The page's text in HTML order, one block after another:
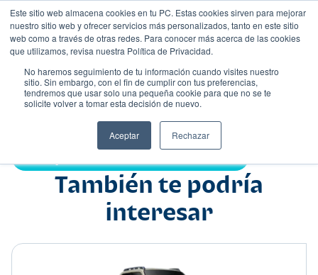
Este sitio web almacena cookies en tu PC. Estas cookies sirven para mejorar
nuestro sitio web y ofrecer servicios más personalizados, tanto en este sitio
web como a través de otras redes. Para conocer más acerca de las cookies
que utilizamos, revisa nuestra Política de Privacidad.
No haremos seguimiento de tu información cuando visites nuestro
sitio. Sin embargo, con el fin de cumplir con tus preferencias,
tendremos que usar solo una pequeña cookie para que no se te
solicite volver a tomar esta decisión de nuevo.
Aceptar Rechazar
Nombre
También te podría
interesar